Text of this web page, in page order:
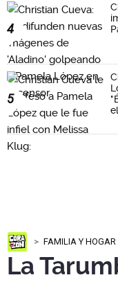
4
5
FAMILIA Y HOGAR
La